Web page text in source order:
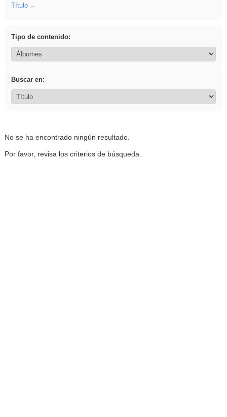
Título
Tipo de contenido:
Buscar en:
No se ha encontrado ningún resultado.
Por favor, revisa los criterios de búsqueda.